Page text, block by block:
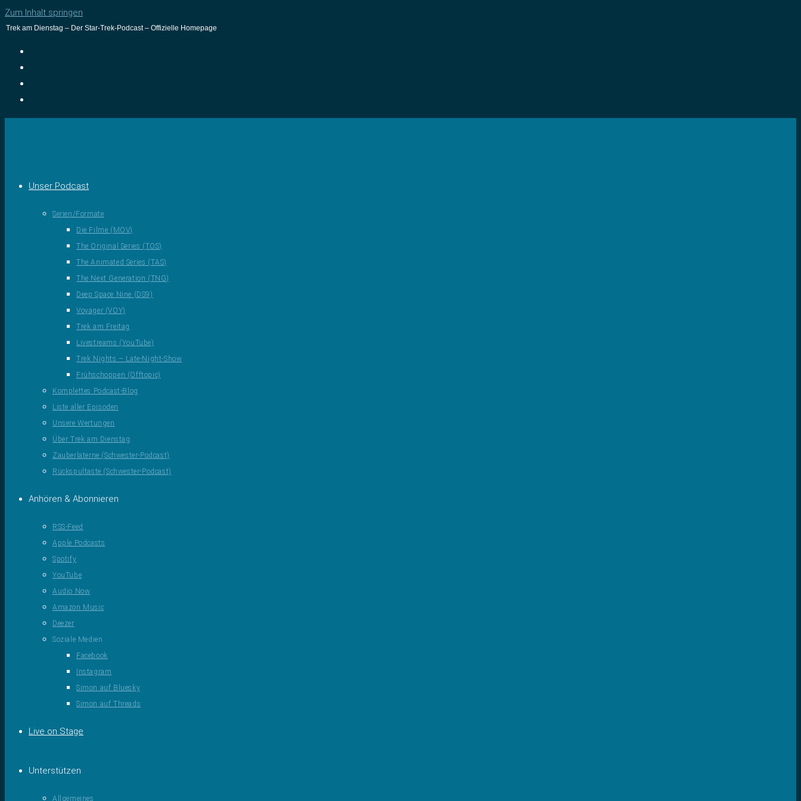
Zum Inhalt springen
Trek am Dienstag – Der Star-Trek-Podcast – Offizielle Homepage
Unser Podcast
Serien/Formate
Die Filme (MOV)
The Original Series (TOS)
The Animated Series (TAS)
The Next Generation (TNG)
Deep Space Nine (DS9)
Voyager (VOY)
Trek am Freitag
Livestreams (YouTube)
Trek Nights – Late-Night-Show
Frühschoppen (Offtopic)
Komplettes Podcast-Blog
Liste aller Episoden
Unsere Wertungen
Über Trek am Dienstag
Zauberlaterne (Schwester-Podcast)
Rückspultaste (Schwester-Podcast)
Anhören & Abonnieren
RSS-Feed
Apple Podcasts
Spotify
YouTube
Audio Now
Amazon Music
Deezer
Soziale Medien
Facebook
Instagram
Simon auf Bluesky
Simon auf Threads
Live on Stage
Unterstützen
Allgemeines